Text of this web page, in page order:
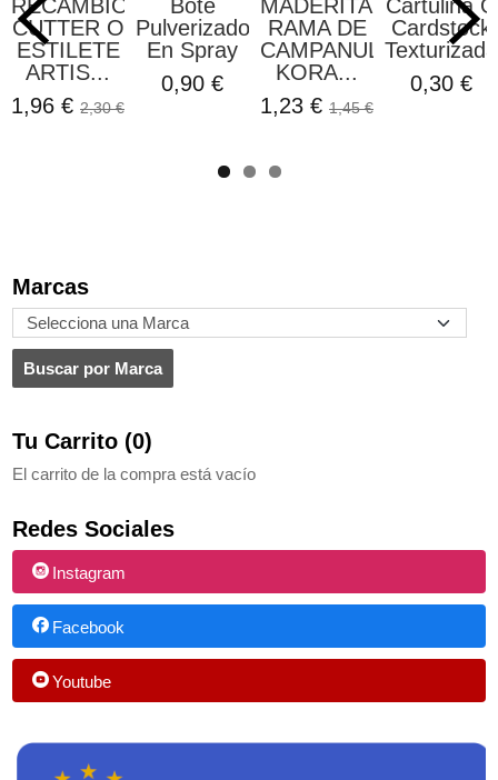
Marcas
Tu Carrito (0)
El carrito de la compra está vacío
Redes Sociales
Instagram
Facebook
Youtube
RECAMBIO
CUTTER O
ESTILETE
ARTIS...
1,96 € 2,30 €
Bote
Pulverizador
En Spray
0,90 €
MADERITAS
RAMA DE
CAMPANULA
KORA...
1,23 € 1,45 €
Cartulina O
Cardstock
0,30 €